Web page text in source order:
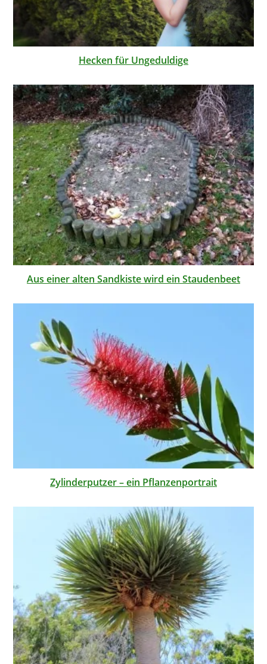
Hecken für Ungeduldige
Aus einer alten Sandkiste wird ein Staudenbeet
Zylinderputzer – ein Pflanzenportrait